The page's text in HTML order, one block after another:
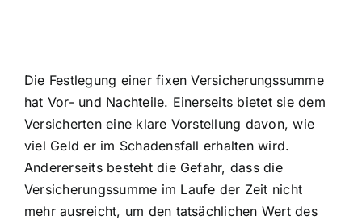
Die Festlegung einer fixen Versicherungssumme
hat Vor- und Nachteile. Einerseits bietet sie dem
Versicherten eine klare Vorstellung davon, wie
viel Geld er im Schadensfall erhalten wird.
Andererseits besteht die Gefahr, dass die
Versicherungssumme im Laufe der Zeit nicht
mehr ausreicht, um den tatsächlichen Wert des